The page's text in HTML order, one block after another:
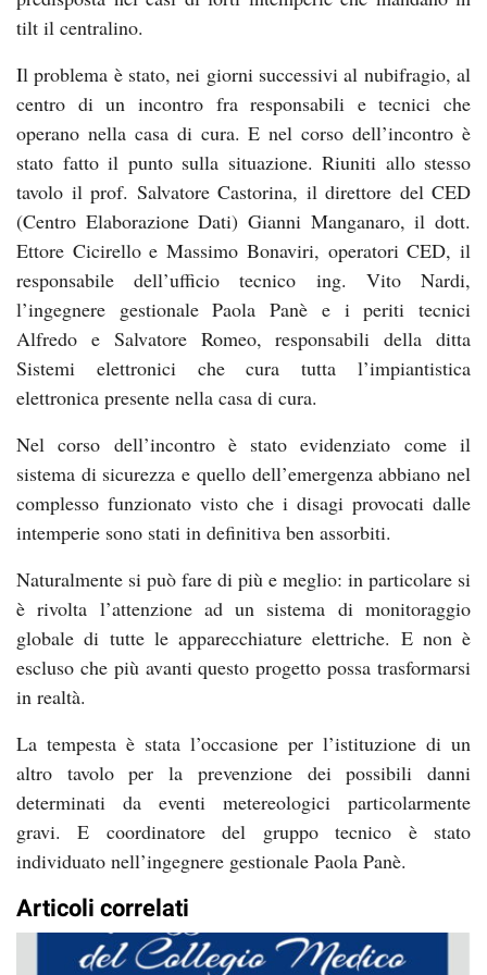
tilt il centralino.
Il problema è stato, nei giorni successivi al nubifragio, al
centro di un incontro fra responsabili e tecnici che
operano nella casa di cura. E nel corso dell’incontro è
stato fatto il punto sulla situazione. Riuniti allo stesso
tavolo il prof. Salvatore Castorina, il direttore del CED
(Centro Elaborazione Dati) Gianni Manganaro, il dott.
Ettore Cicirello e Massimo Bonaviri, operatori CED, il
responsabile dell’ufficio tecnico ing. Vito Nardi,
l’ingegnere gestionale Paola Panè e i periti tecnici
Alfredo e Salvatore Romeo, responsabili della ditta
Sistemi elettronici che cura tutta l’impiantistica
elettronica presente nella casa di cura.
Nel corso dell’incontro è stato evidenziato come il
sistema di sicurezza e quello dell’emergenza abbiano nel
complesso funzionato visto che i disagi provocati dalle
intemperie sono stati in definitiva ben assorbiti.
Naturalmente si può fare di più e meglio: in particolare si
è rivolta l’attenzione ad un sistema di monitoraggio
globale di tutte le apparecchiature elettriche. E non è
escluso che più avanti questo progetto possa trasformarsi
in realtà.
La tempesta è stata l’occasione per l’istituzione di un
altro tavolo per la prevenzione dei possibili danni
determinati da eventi metereologici particolarmente
gravi. E coordinatore del gruppo tecnico è stato
individuato nell’ingegnere gestionale Paola Panè.
Articoli correlati